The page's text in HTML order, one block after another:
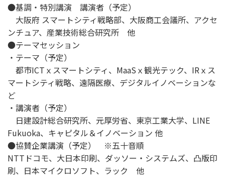
●基調・特別講演 講演者（予定）
大阪府 スマートシティ戦略部、大阪商工会議所、アクセ
ンチュア、産業技術総合研究所 他
●テーマセッション
・テーマ（予定）
都市ICTｘスマートシティ、MaaSｘ観光テック、IRｘス
マートシティ戦略、遠隔医療、デジタルイノベーションな
ど
・講演者（予定）
日建設計総合研究所、元厚労省、東京工業大学、LINE
Fukuoka、キャピタル＆イノベーション 他
●協賛企業講演（予定） ※五十音順
NTTドコモ、大日本印刷、ダッソー・システムズ、凸版印
刷、日本マイクロソフト、ラック 他